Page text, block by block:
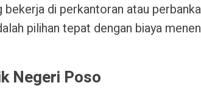
bekerja di perkantoran atau
pilihan tepat dengan biaya
Negeri Poso